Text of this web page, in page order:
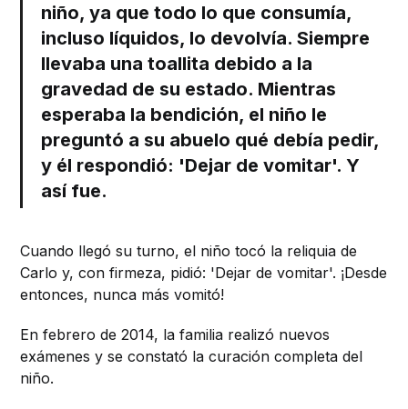
niño, ya que todo lo que consumía,
incluso líquidos, lo devolvía. Siempre
llevaba una toallita debido a la
gravedad de su estado. Mientras
esperaba la bendición, el niño le
preguntó a su abuelo qué debía pedir,
y él respondió: 'Dejar de vomitar'. Y
así fue.
Cuando llegó su turno, el niño tocó la reliquia de
Carlo y, con firmeza, pidió: 'Dejar de vomitar'. ¡Desde
entonces, nunca más vomitó!
En febrero de 2014, la familia realizó nuevos
exámenes y se constató la curación completa del
niño.